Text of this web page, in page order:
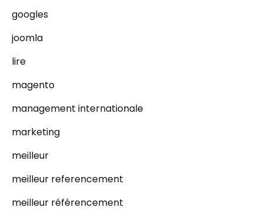
googles
joomla
lire
magento
management internationale
marketing
meilleur
meilleur referencement
meilleur référencement